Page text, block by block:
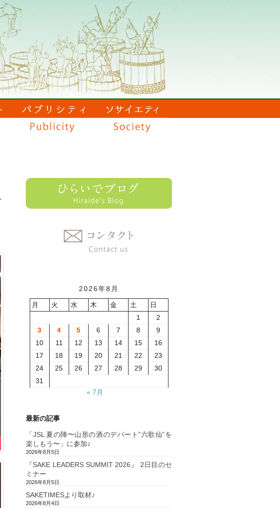
2026年8月
月 火 水 木 金 土
日
1
2
3
4 5 6 7 8
9
10
11 12 13 14 15
16
17
18 19 20 21 22
23
24
25 26 27 28 29
30
31
« 7月
最新の記事
「JSL 夏の陣〜山形の酒のデパート”六歌仙”を
楽しもう〜」に参加♪
2026年8月5日
『SAKE LEADERS SUMMIT 2026』 2日目のセ
ミナー
2026年8月5日
SAKETIMESより取材♪
2026年8月4日